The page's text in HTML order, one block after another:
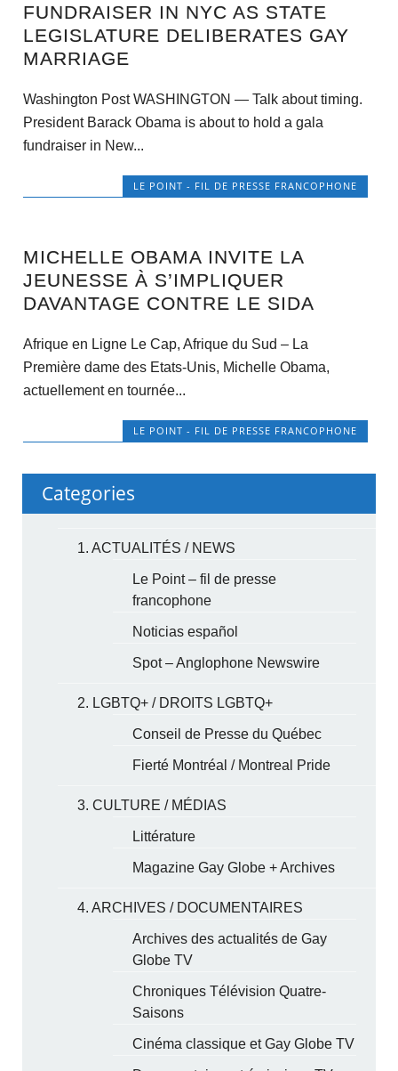
FUNDRAISER IN NYC AS STATE
LEGISLATURE DELIBERATES GAY
MARRIAGE
Washington Post WASHINGTON — Talk about timing.
President Barack Obama is about to hold a gala
fundraiser in New...
LE POINT - FIL DE PRESSE FRANCOPHONE
MICHELLE OBAMA INVITE LA
JEUNESSE À S’IMPLIQUER
DAVANTAGE CONTRE LE SIDA
Afrique en Ligne Le Cap, Afrique du Sud – La
Première dame des Etats-Unis, Michelle Obama,
actuellement en tournée...
LE POINT - FIL DE PRESSE FRANCOPHONE
Categories
1. ACTUALITÉS / NEWS
Le Point – fil de presse
francophone
Noticias español
Spot – Anglophone Newswire
2. LGBTQ+ / DROITS LGBTQ+
Conseil de Presse du Québec
Fierté Montréal / Montreal Pride
3. CULTURE / MÉDIAS
Littérature
Magazine Gay Globe + Archives
4. ARCHIVES / DOCUMENTAIRES
Archives des actualités de Gay
Globe TV
Chroniques Télévision Quatre-
Saisons
Cinéma classique et Gay Globe TV